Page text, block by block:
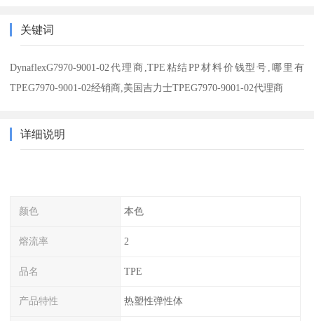
关键词
DynaflexG7970-9001-02代理商,TPE粘结PP材料价钱型号,哪里有
TPEG7970-9001-02经销商,美国吉力士TPEG7970-9001-02代理商
详细说明
颜色 本色
熔流率 2
品名 TPE
产品特性 热塑性弹性体